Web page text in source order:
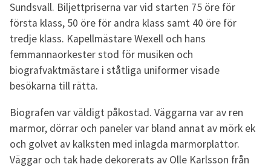
Sundsvall. Biljettpriserna var vid starten 75 öre för
första klass, 50 öre för andra klass samt 40 öre för
tredje klass. Kapellmästare Wexell och hans
femmannaorkester stod för musiken och
biografvaktmästare i ståtliga uniformer visade
besökarna till rätta.
Biografen var väldigt påkostad. Väggarna var av ren
marmor, dörrar och paneler var bland annat av mörk ek
och golvet av kalksten med inlagda marmorplattor.
Väggar och tak hade dekorerats av Olle Karlsson från